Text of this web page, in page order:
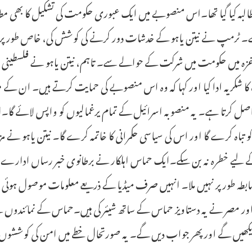
کیا گیا تھا۔اس منصوبے میں ایک عبوری حکومت کی تشکیل کا بھی
ٹرمپ نے نیتن یاہو کے خدشات دور کرنے کی کوشش کی، خاص طور پر
غزہ میں حکومت میں شرکت کے حوالے سے۔ تاہم، نیتن یاہو نے
ادا کیا اور کہا کہ وہ اس منصوبے کی حمایت کرتے ہیں۔ ان کے
کرتا ہے۔ یہ منصوبہ اسرائیل کے تمام یرغمالیوں کو واپس لائے
تباہ کرے گا اور اس کی سیاسی حکمرانی کا خاتمہ کرے گا۔ نیتن یاہو نے
خطرہ نہ بن سکے۔ایک حماس اہلکار نے برطانوی خبر رساں ادارے
طور پر نہیں ملا۔ انہیں صرف میڈیا کے ذریعے معلومات موصول
اور مصر نے یہ دستاویز حماس کے ساتھ شیئر کی ہیں۔حماس کے
گے اور پھر جواب دیں گے۔ یہ صورتحال خطے میں امن کی